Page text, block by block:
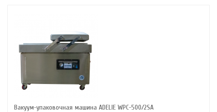
Вакуум-упаковочная машина ADELIE WPC-500/2SA